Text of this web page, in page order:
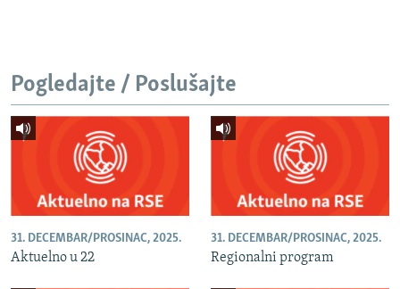
Pogledajte / Poslušajte
31. DECEMBAR/PROSINAC, 2025.
Aktuelno u 22
31. DECEMBAR/PROSINAC, 2025.
Regionalni program